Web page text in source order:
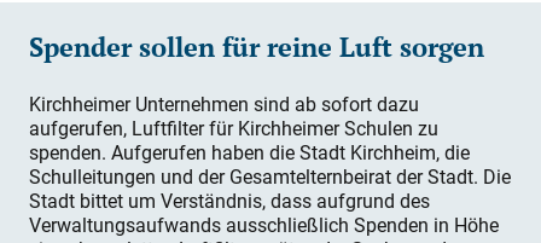
Spender sollen für reine Luft sorgen
Kirchheimer Unternehmen sind ab sofort dazu
aufgerufen, Luftfilter für Kirchheimer Schulen zu
spenden. Aufgerufen haben dieStadt Kirchheim, die
Schulleitungen und der Gesamtelternbeirat der Stadt. Die
Stadt bittet um Verständnis, dass aufgrund des
Verwaltungsaufwands ausschließlich Spenden in Höhe